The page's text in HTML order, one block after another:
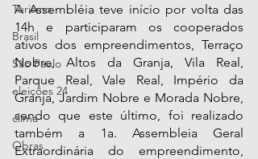
Turismo
Brasil
São Paulo
eleições 24
clima
Obras
A Assembléia teve início por volta das
14h e participaram os cooperados
ativos dos empreendimentos, Terraço
Nobre, Altos da Granja, Vila Real,
Parque Real, Vale Real, Império da
Granja, Jardim Nobre e Morada Nobre,
sendo que este último, foi realizado
também a 1a. Assembleia Geral
Extraordinária do empreendimento,